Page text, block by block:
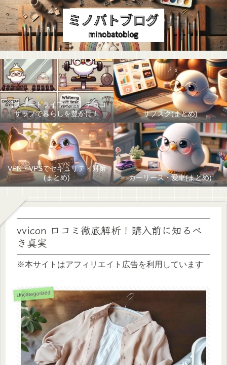
【スマートライフジム】チョコ
ザップで暮らしを豊かに！
サブスク(まとめ)
VPN・VPSでセキュリティ対策
(まとめ)
カーリース・愛車(まとめ)
vvicon 口コミ徹底解析！購入前に知るべ
き真実
※本サイトはアフィリエイト広告を利用しています
Uncategorized